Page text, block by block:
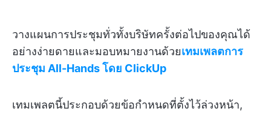
วางแผนการประชุมทั่วทั้งบริษัทครั้งต่อไปของคุณได้
อย่างง่ายดายและมอบหมายงานด้วยเทมเพลตการ
ประชุม All-Hands โดย ClickUp
เทมเพลตนี้ประกอบด้วยข้อกำหนดที่ตั้งไว้ล่วงหน้า,